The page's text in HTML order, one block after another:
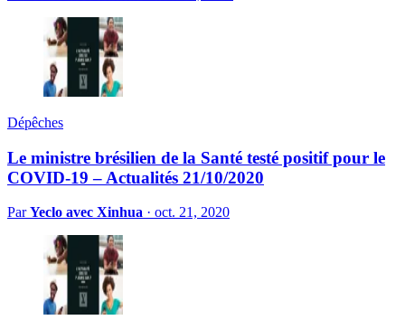
Dépêches
Le ministre brésilien de la Santé testé positif pour le
COVID-19 – Actualités 21/10/2020
ParYeclo avec Xinhua · oct. 21, 2020